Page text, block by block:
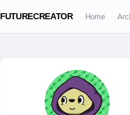
FUTURECREATOR Home